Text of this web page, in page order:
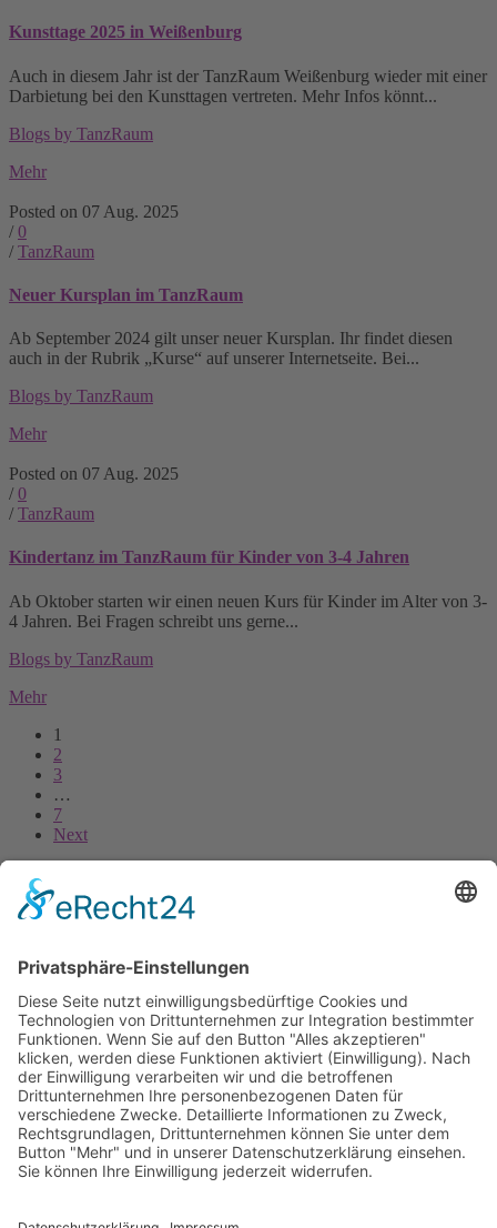
Kunsttage 2025 in Weißenburg
Auch in diesem Jahr ist der TanzRaum Weißenburg wieder mit einer
Darbietung bei den Kunsttagen vertreten. Mehr Infos könnt...
Blogs by TanzRaum
Mehr
Posted on 07 Aug. 2025
/ 0
/ TanzRaum
Neuer Kursplan im TanzRaum
Ab September 2024 gilt unser neuer Kursplan. Ihr findet diesen
auch in der Rubrik „Kurse“ auf unserer Internetseite. Bei...
Blogs by TanzRaum
Mehr
Posted on 07 Aug. 2025
/ 0
/ TanzRaum
Kindertanz im TanzRaum für Kinder von 3-4 Jahren
Ab Oktober starten wir einen neuen Kurs für Kinder im Alter von 3-
4 Jahren. Bei Fragen schreibt uns gerne...
Blogs by TanzRaum
Mehr
1
2
3
…
7
Next
Wir sind eine Tanzschule, die Kindern ab 3 Jahren, Jugendlichen und
Datenschutz
Öffnungszeiten
Wir sind zu den Unterrichtsstunden für Dich da.
Die genauen Zeiten kannst Du unserem Trainingsplan entnehmen.